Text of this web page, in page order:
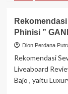
Trip
2026
dengan
Trusmi
Phinisi:
Phinisi ”
Dion Perdana
Rekomendasi
Liveaboard
Bajo , yaitu